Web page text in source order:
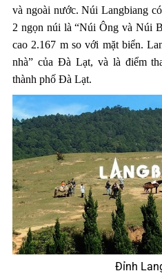
và ngoài nước. Núi Langbiang
2 ngọn núi là “Núi Ông và Núi
cao 2.167 m so với mặt biển.
nhà” của Đà Lạt, và là điểm
thành phố Đà Lạt.
Đỉnh